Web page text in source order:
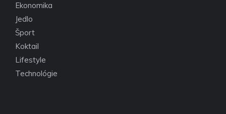
Ekonomika
Jedlo
Šport
Koktail
Lifestyle
Technológie